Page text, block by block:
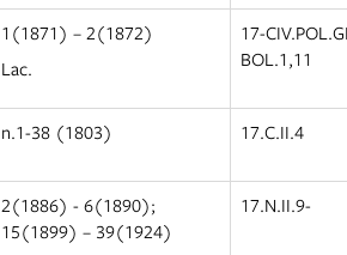
1(1871) – 2(1872)
Lac.
17-
BOL.1,11
n.1-38 (1803) 17.C.II.4
2(1886) - 6(1890);
15(1899) – 39(1924)
17.N.II.9-